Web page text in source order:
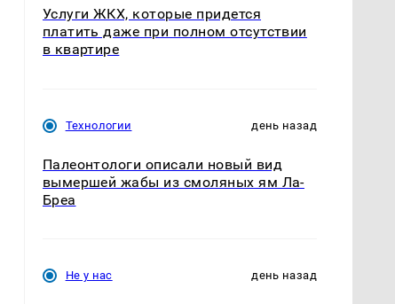
Услуги ЖКХ, которые придется
платить даже при полном отсутствии
в квартире
Технологии день назад
Палеонтологи описали новый вид
вымершей жабы из смоляных ям Ла-
Бреа
Не у нас день назад